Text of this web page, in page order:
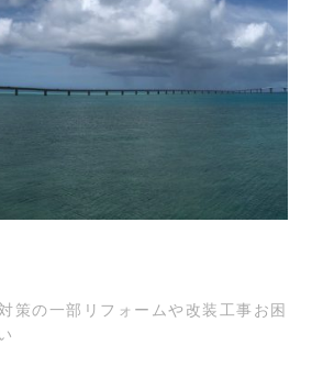
策の一部リフォームや改装工事お困